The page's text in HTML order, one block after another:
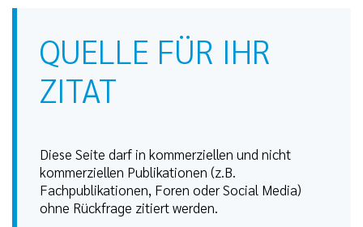
QUELLE FÜR IHR
ZITAT
Diese Seite darf in kommerziellen und nicht
kommerziellen Publikationen (z.B.
Fachpublikationen, Foren oder Social Media)
ohne Rückfrage zitiert werden.